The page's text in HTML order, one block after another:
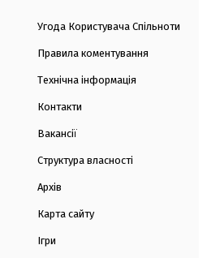
Угода Користувача Спільноти
Правила коментування
Технічна інформація
Контакти
Вакансії
Структура власності
Архів
Карта сайту
Ігри